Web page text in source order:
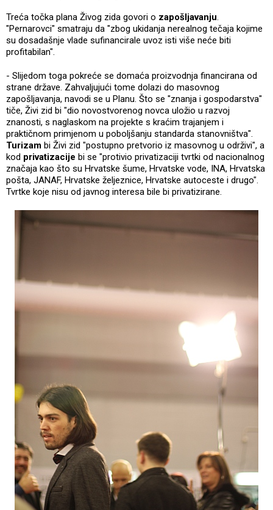
Treća točka plana Živog zida govori o zapošljavanju.
"Pernarovci" smatraju da "zbog ukidanja nerealnog tečaja kojime
su dosadašnje vlade sufinancirale uvoz isti više neće biti
profitabilan".
- Slijedom toga pokreće se domaća proizvodnja financirana od
strane države. Zahvaljujući tome dolazi do masovnog
zapošljavanja, navodi se u Planu. Što se "znanja i gospodarstva"
tiče, Živi zid bi "dio novostvorenog novca uložio u razvoj
znanosti, s naglaskom na projekte s kraćim trajanjem i
praktičnom primjenom u poboljšanju standarda stanovništva".
Turizam bi Živi zid "postupno pretvorio iz masovnog u održivi", a
kod privatizacije bi se "protivio privatizaciji tvrtki od nacionalnog
značaja kao što su Hrvatske šume, Hrvatske vode, INA, Hrvatska
pošta, JANAF, Hrvatske željeznice, Hrvatske autoceste i drugo".
Tvrtke koje nisu od javnog interesa bile bi privatizirane.